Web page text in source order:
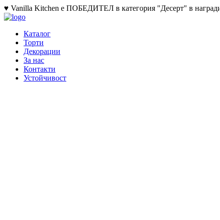
♥ Vanilla Kitchen е ПОБЕДИТЕЛ в категория "Десерт" в
Каталог
Торти
Декорации
За нас
Контакти
Устойчивост